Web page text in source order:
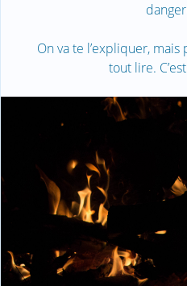
On va te l’expliquer,
tout lire.